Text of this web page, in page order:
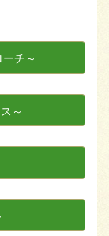
チ～
～